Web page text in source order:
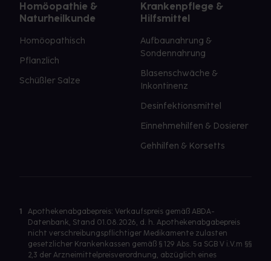
Homöopathie &
Naturheilkunde
Homöopathisch
Pflanzlich
Schüßler Salze
Krankenpflege &
Hilfsmittel
Aufbaunahrung &
Sondennahrung
Blasenschwäche &
Inkontinenz
Desinfektionsmittel
Einnehmehilfen & Dosierer
Gehhilfen & Korsetts
1
Apothekenabgabepreis: Verkaufspreis gemäß ABDA-
Datenbank, Stand 01.08.2026, d. h. Apothekenabgabepreis
nicht verschreibungspflichtiger Medikamente zulasten
gesetzlicher Krankenkassen gemäß § 129 Abs. 5a SGB V i.V.m §§
2,3 der Arzneimittelpreisverordnung, abzüglich eines